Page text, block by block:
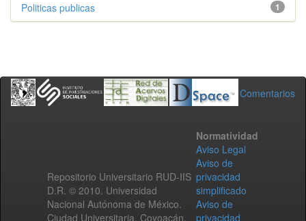
1
Politicas publicas
Comentarios
Repositorio Universitario RUD-IIS
D.R. © 2010. Universidad
Nacional Autónoma de México.
Ciudad Universitaria, Coyoacán,
Normatividad
Aviso Legal
Aviso de
privacidad
simplificado
Aviso de
privacidad